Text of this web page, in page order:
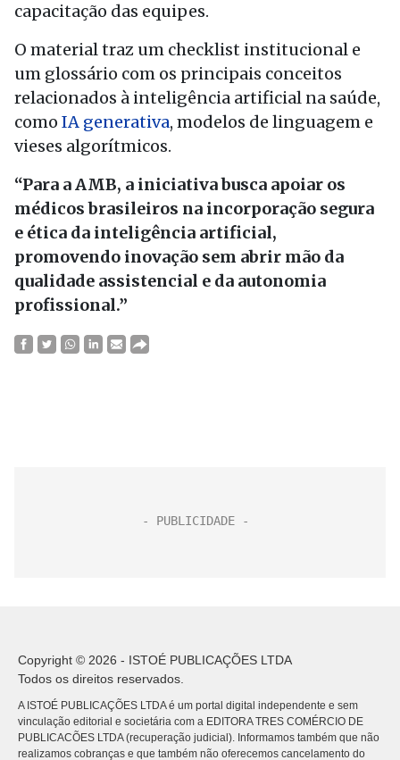
capacitação das equipes.
O material traz um checklist institucional e
um glossário com os principais conceitos
relacionados à inteligência artificial na saúde,
como IA generativa, modelos de linguagem e
vieses algorítmicos.
“Para a AMB, a iniciativa busca apoiar os
médicos brasileiros na incorporação segura
e ética da inteligência artificial,
promovendo inovação sem abrir mão da
qualidade assistencial e da autonomia
profissional.”
Copyright © 2026 - ISTOÉ PUBLICAÇÕES LTDA
Todos os direitos reservados.
A ISTOÉ PUBLICAÇÕES LTDA é um portal digital independente e sem
vinculação editorial e societária com a EDITORA TRES COMÉRCIO DE
PUBLICACÕES LTDA (recuperação judicial). Informamos também que não
realizamos cobranças e que também não oferecemos cancelamento do